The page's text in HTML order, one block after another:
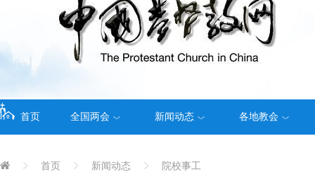
首页 全国两会 新闻动态 各地教会
首页 新闻动态 院校事工